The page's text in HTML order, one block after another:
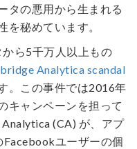
タの悪用から生まれる
を秘めています。
ら5千万人以上もの
Analytica scandal
。この事件では2016年
キャンペーンを担って
(CA) が、アプ
ユーザーの個